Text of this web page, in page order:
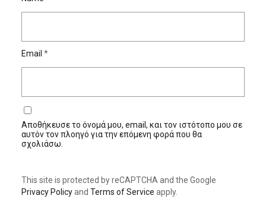
Email *
Αποθήκευσε το όνομά μου, email, και τον ιστότοπο μου σε
αυτόν τον πλοηγό για την επόμενη φορά που θα
σχολιάσω.
This site is protected by reCAPTCHA and the Google
Privacy Policyand Terms of Service apply.